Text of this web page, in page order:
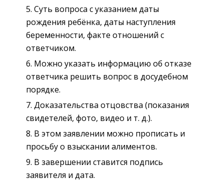
Суть вопроса с указанием даты
рождения ребёнка, даты наступления
беременности, факте отношений с
ответчиком.
Можно указать информацию об отказе
ответчика решить вопрос в досудебном
порядке.
Доказательства отцовства (показания
свидетелей, фото, видео и т. д.).
В этом заявлении можно прописать и
просьбу о взыскании алиментов.
В завершении ставится подпись
заявителя и дата.